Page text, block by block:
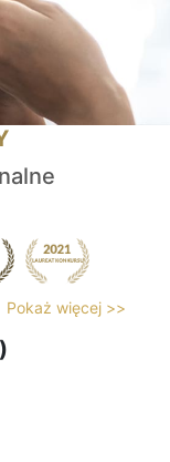
Pokaż więcej >>